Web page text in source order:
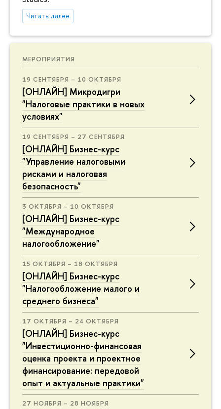
Читать далее
МЕРОПРИЯТИЯ
19 СЕНТЯБРЯ – 10 ОКТЯБРЯ
[ОНЛАЙН] Микродигри
"Налоговые практики в новых
условиях"
19 СЕНТЯБРЯ – 27 СЕНТЯБРЯ
[ОНЛАЙН] Бизнес-курс
"Управление налоговыми
рисками и налоговая
безопасность"
3 ОКТЯБРЯ – 10 ОКТЯБРЯ
[ОНЛАЙН] Бизнес-курс
"Международное
налогообложение"
15 ОКТЯБРЯ – 18 ОКТЯБРЯ
[ОНЛАЙН] Бизнес-курс
"Налогообложение малого и
среднего бизнеса"
17 ОКТЯБРЯ – 24 ОКТЯБРЯ
[ОНЛАЙН] Бизнес-курс
"Инвестиционно-финансовая
оценка проекта и проектное
финансирование: передовой
опыт и актуальные практики"
27 НОЯБРЯ – 28 НОЯБРЯ